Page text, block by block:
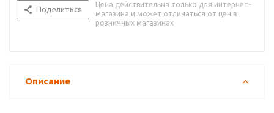
Поделиться
Цена действительна только для интернет-
магазина и может отличаться от цен в
розничных магазинах
Описание